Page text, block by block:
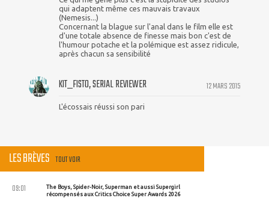
qui adaptent même ces mauvais travaux
(Nemesis...)
Concernant la blague sur l'anal dans le film elle est
d'une totale absence de finesse mais bon c'est de
l'humour potache et la polémique est assez ridicule,
après chacun sa sensibilité
12 MARS 2015
KIT_FISTO, SERIAL REVIEWER
L'écossais réussi son pari
LES BRÈVES TOUT VOIR
The Boys, Spider-Noir, Superman et aussi Supergirl
récompensés aux Critics Choice Super Awards 2026
09:01